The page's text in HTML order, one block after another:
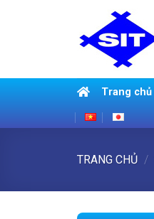
Trang chủ
TRANG CHỦ /